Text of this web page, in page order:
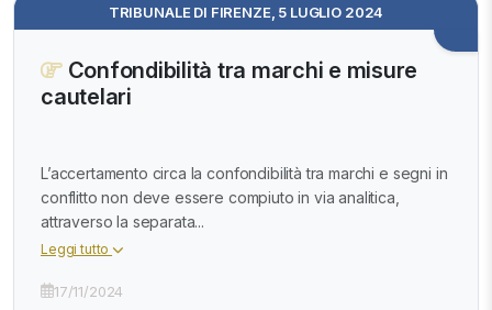
TRIBUNALE DI FIRENZE, 5 LUGLIO 2024
Confondibilità tra marchi e misure
cautelari
L’accertamento circa la confondibilità tra marchi e segni in
conflitto non deve essere compiuto in via analitica,
attraverso la separata...
Leggi tutto
17/11/2024